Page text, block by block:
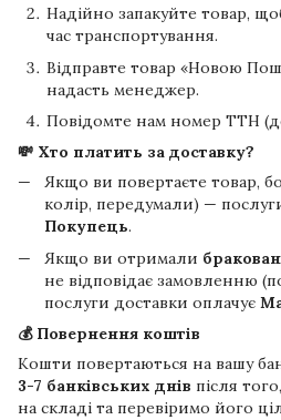
Надійно запакуйте товар,
час транспортування.
Відправте товар «Новою
надасть менеджер.
Повідомте нам номер ТТН
💸 Хто платить за доставку?
Якщо ви повертаєте товар,
колір, передумали) —
Покупець.
Якщо ви отримали
не відповідає замовленню
послуги доставки оплачує
💰 Повернення коштів
Кошти повертаються на вашу
3-7 банківських днів після
на складі та перевіримо його